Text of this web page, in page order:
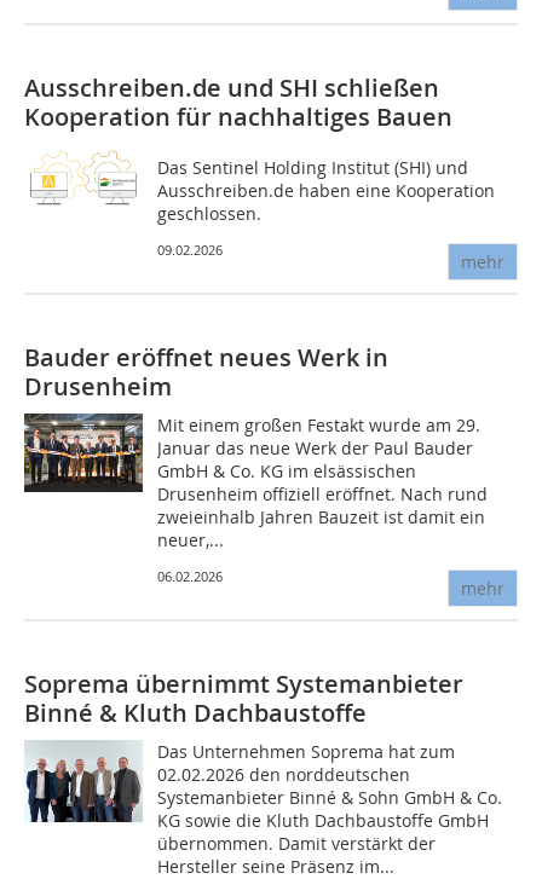
Ausschreiben.de und SHI schließen
Kooperation für nachhaltiges Bauen
Das Sentinel Holding Institut (SHI) und
Ausschreiben.de haben eine Kooperation
geschlossen.
09.02.2026
mehr
Bauder eröffnet neues Werk in
Drusenheim
Mit einem großen Festakt wurde am 29.
Januar das neue Werk der Paul Bauder
GmbH & Co. KG im elsässischen
Drusenheim offiziell eröffnet. Nach rund
zweieinhalb Jahren Bauzeit ist damit ein
neuer,...
06.02.2026
mehr
Soprema übernimmt Systemanbieter
Binné & Kluth Dachbaustoffe
Das Unternehmen Soprema hat zum
02.02.2026 den norddeutschen
Systemanbieter Binné & Sohn GmbH & Co.
KG sowie die Kluth Dachbaustoffe GmbH
übernommen. Damit verstärkt der
Hersteller seine Präsenz im...